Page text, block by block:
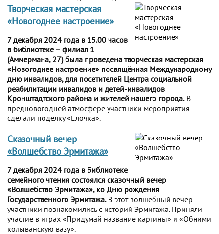
Творческая мастерская
«Новогоднее настроение»
7 декабря 2024 года в 15.00 часов
в библиотеке – филиал 1
(Аммермана, 27) была проведена творческая мастерская
«Новогоднее настроение» посвящённая Международному
дню инвалидов, для посетителей Центра социальной
реабилитации инвалидов и детей-инвалидов
Кронштадтского района и жителей нашего города.В
предновогодней атмосфере участники мероприятия
сделали поделку «Ёлочка».
Сказочный вечер
«Волшебство Эрмитажа»
7 декабря 2024 года в Библиотеке
семейного чтения состоялся сказочный вечер
«Волшебство Эрмитажа», ко Дню рождения
Государственного Эрмитажа.В этот волшебный вечер
участники познакомились с историй Эрмитажа. Приняли
участие в играх «Придумай название картины» и «Обними
колыванскую вазу».